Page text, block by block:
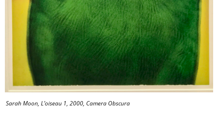
Sarah Moon, L’oiseau 1, 2000, Camera Obscura